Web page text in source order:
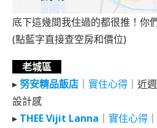
底下這幾間我住過的都很推！你
(點藍字直接查空房和價位)
老城區
▸努安精品飯店 實住心得 ｜近
設計感
▸ THEE Vijit Lanna 實住心得